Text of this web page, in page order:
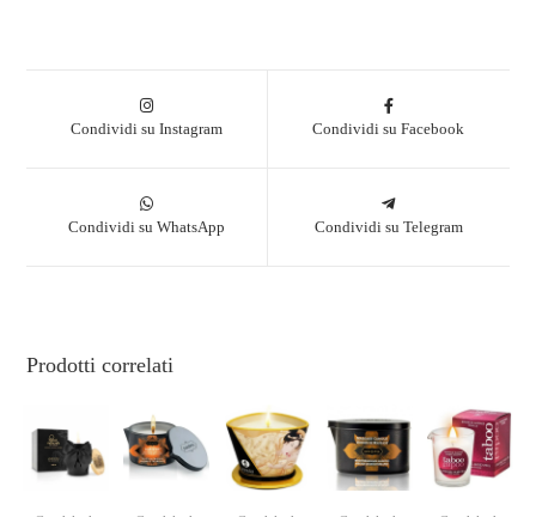
Condividi su Instagram Condividi su Facebook
Condividi su WhatsApp Condividi su Telegram
Prodotti correlati